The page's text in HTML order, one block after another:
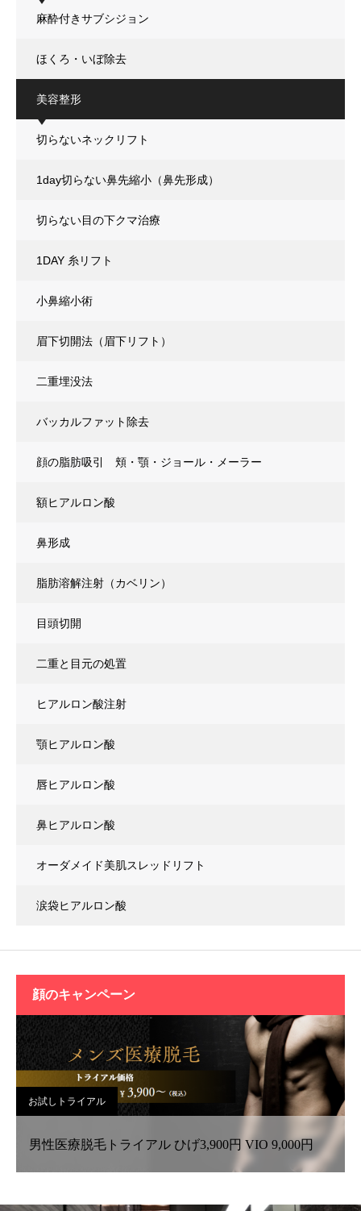
麻酔付きサブシジョン
ほくろ・いぼ除去
美容整形
切らないネックリフト
1day切らない鼻先縮小（鼻先形成）
切らない目の下クマ治療
1DAY 糸リフト
小鼻縮小術
眉下切開法（眉下リフト）
二重埋没法
バッカルファット除去
顔の脂肪吸引 頬・顎・ジョール・メーラー
額ヒアルロン酸
鼻形成
脂肪溶解注射（カベリン）
目頭切開
二重と目元の処置
ヒアルロン酸注射
顎ヒアルロン酸
唇ヒアルロン酸
鼻ヒアルロン酸
オーダメイド美肌スレッドリフト
涙袋ヒアルロン酸
顔のキャンペーン
お試しトライアル
男性医療脱毛トライアル ひげ3,900円 VIO 9,000円